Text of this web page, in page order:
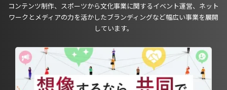
コンテンツ制作、スポーツから文化事業に関するイベント運営、ネット
ワークとメディアの力を活かしたブランディングなど幅広い事業を展開
しています。